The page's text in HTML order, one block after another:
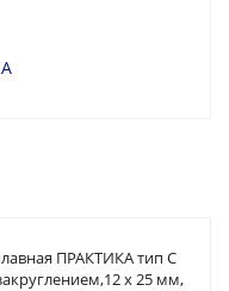
ПРАКТИКА тип C
х 25 мм,